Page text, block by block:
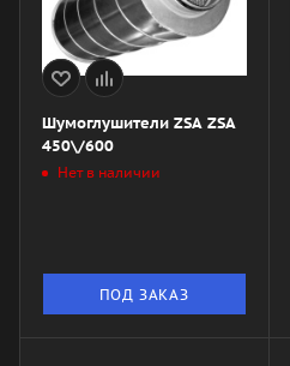
Шумоглушители ZSA ZSA
450\/600
Нет в наличии
ПОД ЗАКАЗ